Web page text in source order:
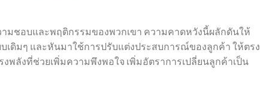
มชอบและพฤติกรรมของพวกเขา ความคาดหวังนี้ผลักดันให้
เดิมๆ และหันมาใช้การปรับแต่งประสบการณ์ของลูกค้า ให้ตรง
พลังที่ช่วยเพิ่มความพึงพอใจ เพิ่มอัตราการเปลี่ยนลูกค้าเป็น